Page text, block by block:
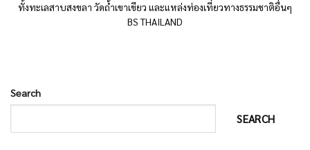
ทั้งทะเลสาบสงขลา วัดถ้ำเขาเขียว และแหล่งท่องเที่ยวทางธรรมชาติอื่นๆ
BS THAILAND
Search
SEARCH